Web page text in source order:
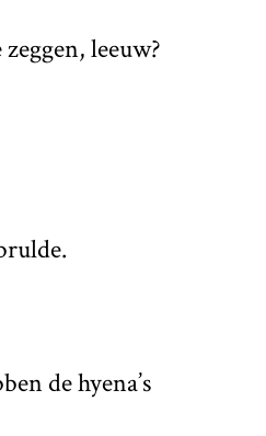
leeuw?
de hyena’s